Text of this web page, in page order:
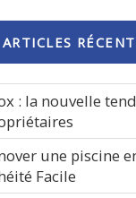
ARTICLES
: la nouvelle
une piscine
Facile